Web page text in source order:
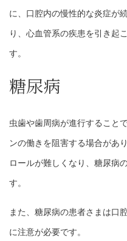
に、口腔内の慢性的な炎症が
り、心血管系の疾患を引き起
す。
糖尿病
虫歯や歯周病が進行すること
ンの働きを阻害する場合があ
ロールが難しくなり、糖尿病
す。
また、糖尿病の患者さまは口
に注意が必要です。